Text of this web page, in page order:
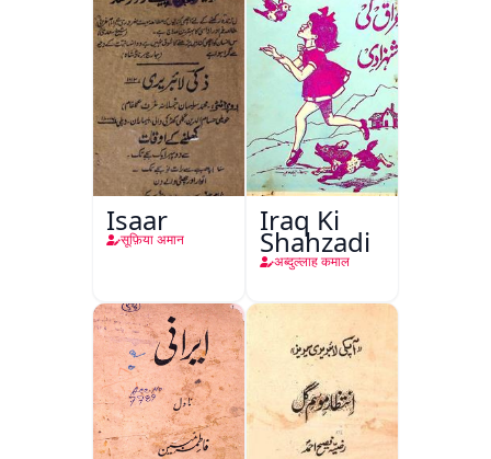
Isaar
सूफ़िया अमान
Iraq Ki
Shahzadi
अब्दुल्लाह कमाल